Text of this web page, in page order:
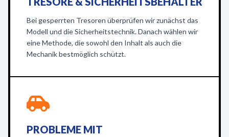
Bei gesperrten Tresoren überprüfen wir zunächst das
Modell und die Sicherheitstechnik. Danach wählen wir
eine Methode, die sowohl den Inhalt als auch die
Mechanik bestmöglich schützt.
PROBLEME MIT